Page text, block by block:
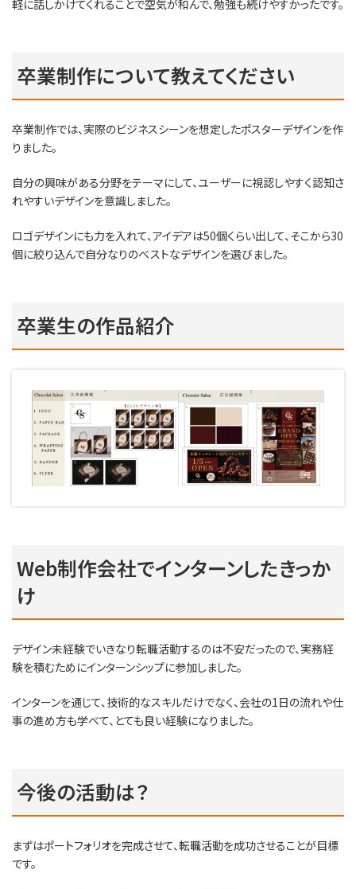
軽に話しかけてくれることで空気が和んで、勉強も続けやすかったです。
卒業制作について教えてください
卒業制作では、実際のビジネスシーンを想定したポスターデザインを作
りました。
自分の興味がある分野をテーマにして、ユーザーに視認しやすく認知さ
れやすいデザインを意識しました。
ロゴデザインにも力を入れて、アイデアは50個くらい出して、そこから30
個に絞り込んで自分なりのベストなデザインを選びました。
卒業生の作品紹介
Web制作会社でインターンしたきっか
け
デザイン未経験でいきなり転職活動するのは不安だったので、実務経
験を積むためにインターンシップに参加しました。
インターンを通じて、技術的なスキルだけでなく、会社の1日の流れや仕
事の進め方も学べて、とても良い経験になりました。
今後の活動は？
まずはポートフォリオを完成させて、転職活動を成功させることが目標
です。